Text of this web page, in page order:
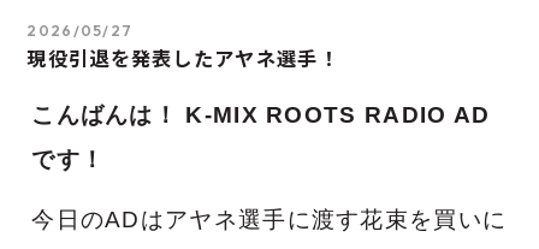
2026/05/27
現役引退を発表したアヤネ選手！
こんばんは！
K-MIX ROOTS RADIO AD
です！
今日のADはアヤネ選手に渡す花束を買いに